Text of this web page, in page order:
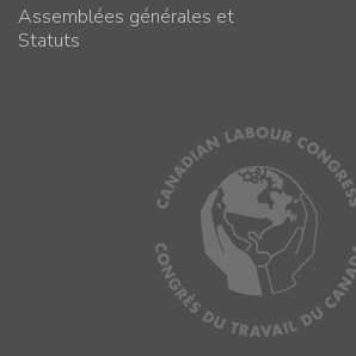
Assemblées générales et
Statuts